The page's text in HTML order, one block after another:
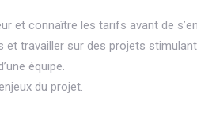
et connaître les tarifs avant de
et travailler sur des projets
équipe.
du projet.